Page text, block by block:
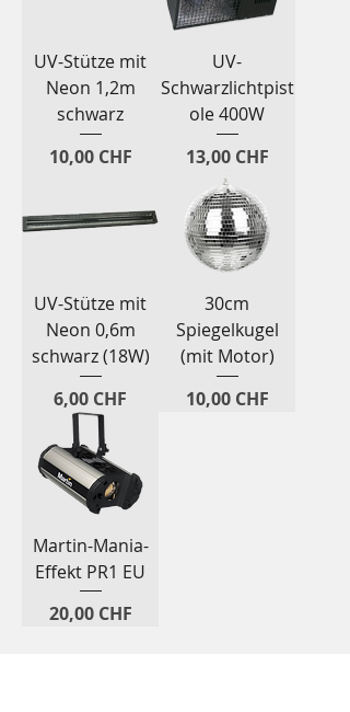
UV-Stütze mit
Neon 1,2m
schwarz
Preis
10,00 CHF
UV-
Schwarzlichtpist
ole 400W
Preis
13,00 CHF
UV-Stütze mit
Neon 0,6m
schwarz (18W)
Preis
6,00 CHF
30cm
Spiegelkugel
(mit Motor)
Preis
10,00 CHF
Martin-Mania-
Effekt PR1 EU
Preis
20,00 CHF